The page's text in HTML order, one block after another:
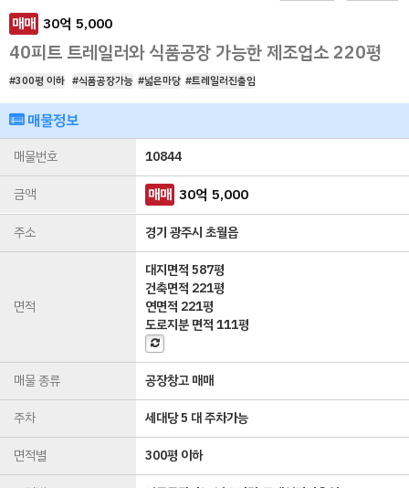
매매 30억 5,000
40피트 트레일러와 식품공장 가능한 제조업소 220평
#300평 이하 #식품공장가능 #넓은마당 #트레일러진출입
매물정보
매물번호
10844
금액
매매 30억 5,000
주소 경기 광주시 초월읍
면적
대지면적587평
건축면적 221평
연면적 221평
도로지분 면적111평
매물 종류
공장창고 매매
주차
세대당 5 대 주차가능
면적별
300평 이하